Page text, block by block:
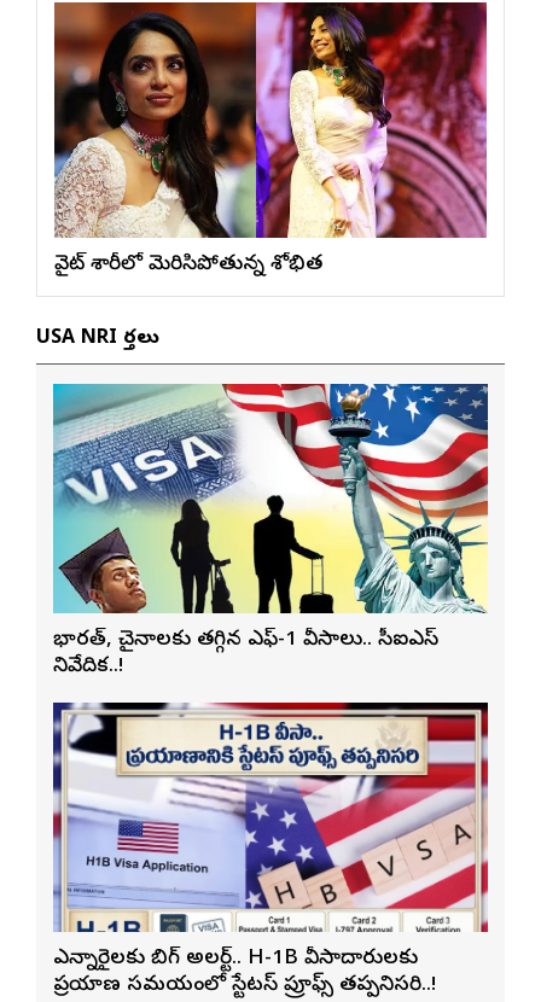
వైట్ శారీలో మెరిసిపోతున్న శోభిత
USA NRI వార్తలు
భారత్, చైనాలకు తగ్గిన ఎఫ్-1 వీసాలు.. సీఐఎస్
నివేదిక..!
ఎన్నారైలకు బిగ్ అలర్ట్.. H-1B వీసాదారులకు
ప్రయాణ సమయంలో స్టేటస్ ప్రూఫ్స్ తప్పనిసరి..!